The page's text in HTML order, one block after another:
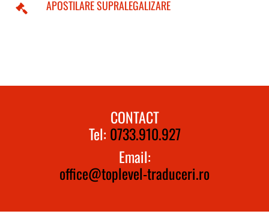
APOSTILARE SUPRALEGALIZARE
CONTACT
Tel: 0733.910.927
Email:
office@toplevel-traduceri.ro